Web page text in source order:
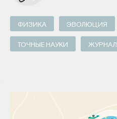
ФИЗИКА ЭВОЛЮЦИЯ
ТОЧНЫЕ НАУКИ ЖУРНАЛ